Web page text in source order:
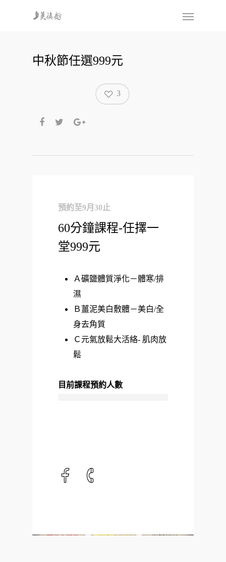
中秋節任選999元
3
預約至9月30止
60分鐘課程-任擇一
堂999元
Ａ礦鹽體質淨化－體寒/排
濕
Ｂ薑泥美白敷體－美白/全
身去角質
Ｃ元氣放鬆大活絡- 肌肉放
鬆
目前課程預約人數